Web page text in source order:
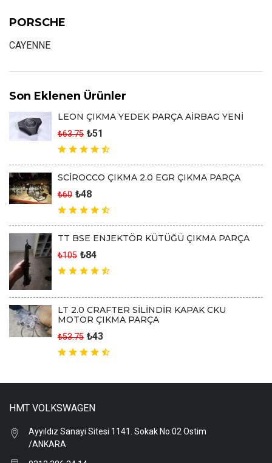
PORSCHE
CAYENNE
Son Eklenen Ürünler
LEON ÇIKMA YEDEK PARÇA AİRBAG YENİ
₺63.75 ₺51
SCİROCCO ÇIKMA 2.0 EGR ÇIKMA PARÇA
₺60 ₺48
TT BSE ENJEKTÖR KÜTÜĞÜ ÇIKMA PARÇA
₺105 ₺84
LT 2.0 CRAFTER SİLİNDİR KAPAK CKU
MOTOR ÇIKMA PARÇA
₺53.75 ₺43
HMT VOLKSWAGEN
Ayyıldız Sanayi Sitesi 1141. Sokak No:02 Ostim
/ANKARA